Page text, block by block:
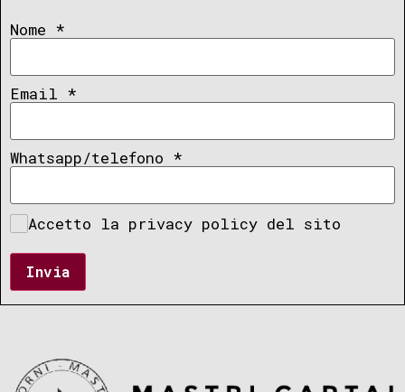
Nome *
Email *
Whatsapp/telefono *
Accetto la privacy policy del sito
Invia